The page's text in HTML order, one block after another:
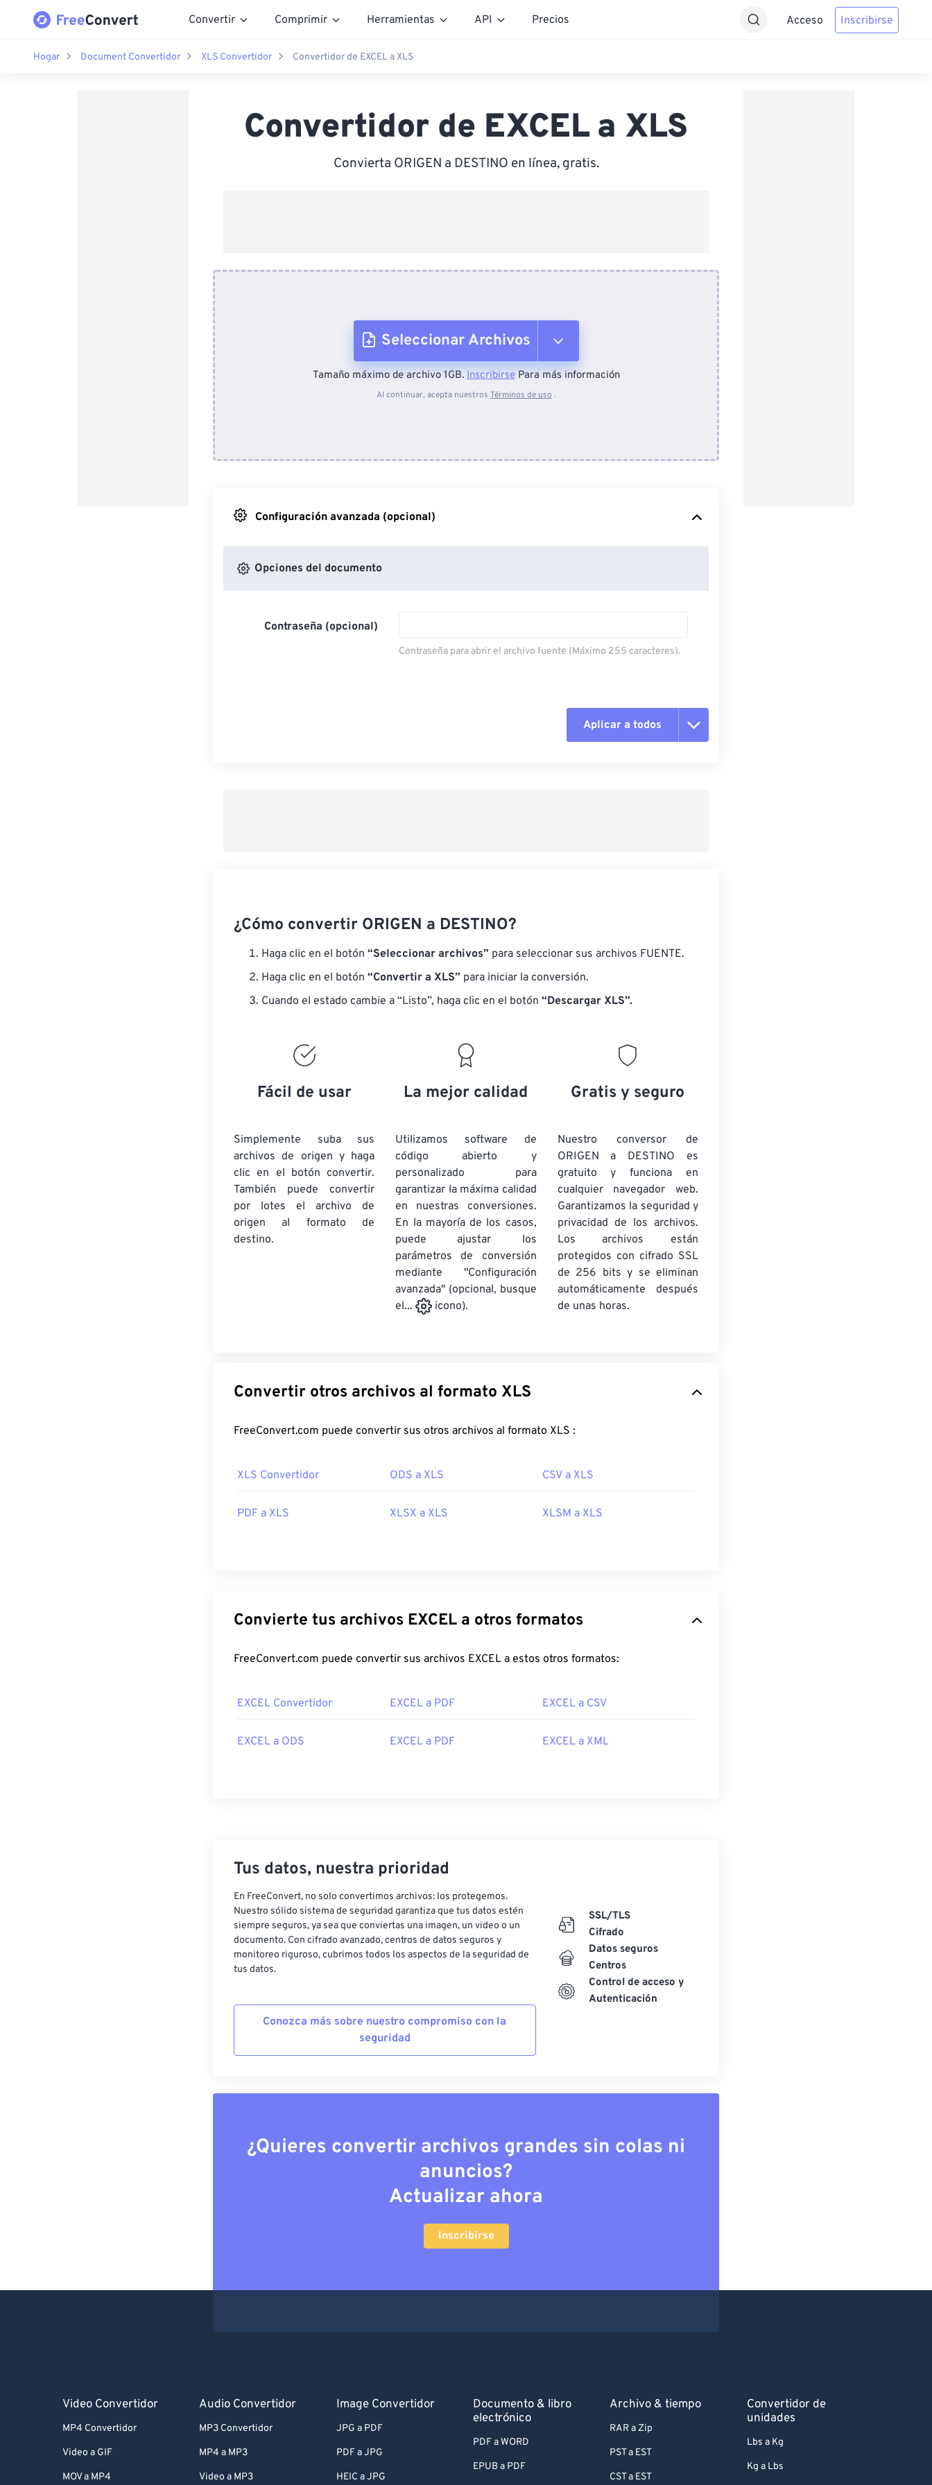
Convertir Comprimir Herramientas API Precios Acceso Inscribirse
Hogar Document Convertidor XLS Convertidor Convertidor de EXCEL a XLS
Convertidor de EXCEL a XLS
Convierta ORIGEN a DESTINO en línea, gratis.
Seleccionar Archivos
Desde el dispositivo
Tamaño máximo de archivo 1GB.InscribirsePara más información
Al continuar, acepta nuestros Términos de uso .
Configuración avanzada (opcional)
Opciones del documento
Contraseña (opcional)
Contraseña para abrir el archivo fuente (Máximo 255 caracteres).
Aplicar a todos
¿Cómo convertir ORIGEN a DESTINO?
Haga clic en el botón “Seleccionar archivos” para seleccionar sus archivos FUENTE.
Haga clic en el botón “Convertir a XLS” para iniciar la conversión.
Cuando el estado cambie a “Listo”, haga clic en el botón “Descargar XLS”.
Fácil de usar
Simplemente suba sus
archivos de origen y haga
clic en el botón convertir.
También puede convertir
por lotesel archivo de
origen al formato de
destino.
La mejor calidad
Utilizamos software de
código abierto y
personalizado para
garantizar la máxima calidad
en nuestras conversiones.
En la mayoría de los casos,
puede ajustar los
parámetros de conversión
mediante "Configuración
avanzada" (opcional, busque
el...
icono).
Gratis y seguro
Nuestro conversor de
ORIGEN a DESTINO es
gratuito y funciona en
cualquier navegador web.
Garantizamos la seguridad y
privacidad de los archivos.
Los archivos están
protegidos con cifrado SSL
de 256 bits y se eliminan
automáticamente después
de unas horas.
Convertir otros archivos al formato XLS
FreeConvert.com puede convertir sus otros archivos al formato XLS :
XLS Convertidor ODS a XLS CSV a XLS
PDF a XLS XLSX a XLS XLSM a XLS
Convierte tus archivos EXCEL a otros formatos
FreeConvert.com puede convertir sus archivos EXCEL a estos otros formatos:
EXCEL Convertidor EXCEL a PDF EXCEL a CSV
EXCEL a ODS EXCEL a PDF EXCEL a XML
Tus datos, nuestra prioridad
En FreeConvert, no solo convertimos archivos: los protegemos.
Nuestro sólido sistema de seguridad garantiza que tus datos estén
siempre seguros, ya sea que conviertas una imagen, un video o un
documento. Con cifrado avanzado, centros de datos seguros y
monitoreo riguroso, cubrimos todos los aspectos de la seguridad de
tus datos.
Conozca más sobre nuestro compromiso con la
seguridad
SSL/TLS
Cifrado
Datos seguros
Centros
Control de acceso y
Autenticación
¿Quieres convertir archivos grandes sin colas ni
anuncios?
Actualizar ahora
Inscribirse
Video Convertidor
MP4 Convertidor
Video a GIF
MOV a MP4
Audio Convertidor
MP3 Convertidor
MP4 a MP3
Video a MP3
Image Convertidor
JPG a PDF
PDF a JPG
HEIC a JPG
Documento & libro
electrónico
PDF a WORD
EPUB a PDF
Archivo & tiempo
RAR a Zip
PST a EST
CST a EST
Convertidor de
unidades
Lbs a Kg
Kg a Lbs